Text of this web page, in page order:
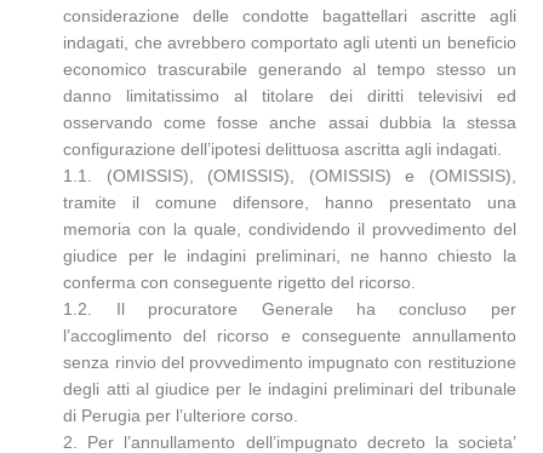
considerazione delle condotte bagattellari ascritte agli
indagati, che avrebbero comportato agli utenti un beneficio
economico trascurabile generando al tempo stesso un
danno limitatissimo al titolare dei diritti televisivi ed
osservando come fosse anche assai dubbia la stessa
configurazione dell’ipotesi delittuosa ascritta agli indagati.
1.1. (OMISSIS), (OMISSIS), (OMISSIS) e (OMISSIS),
tramite il comune difensore, hanno presentato una
memoria con la quale, condividendo il provvedimento del
giudice per le indagini preliminari, ne hanno chiesto la
conferma con conseguente rigetto del ricorso.
1.2. Il procuratore Generale ha concluso per
l’accoglimento del ricorso e conseguente annullamento
senza rinvio del provvedimento impugnato con restituzione
degli atti al giudice per le indagini preliminari del tribunale
di Perugia per l’ulteriore corso.
2. Per l’annullamento dell’impugnato decreto la societa’